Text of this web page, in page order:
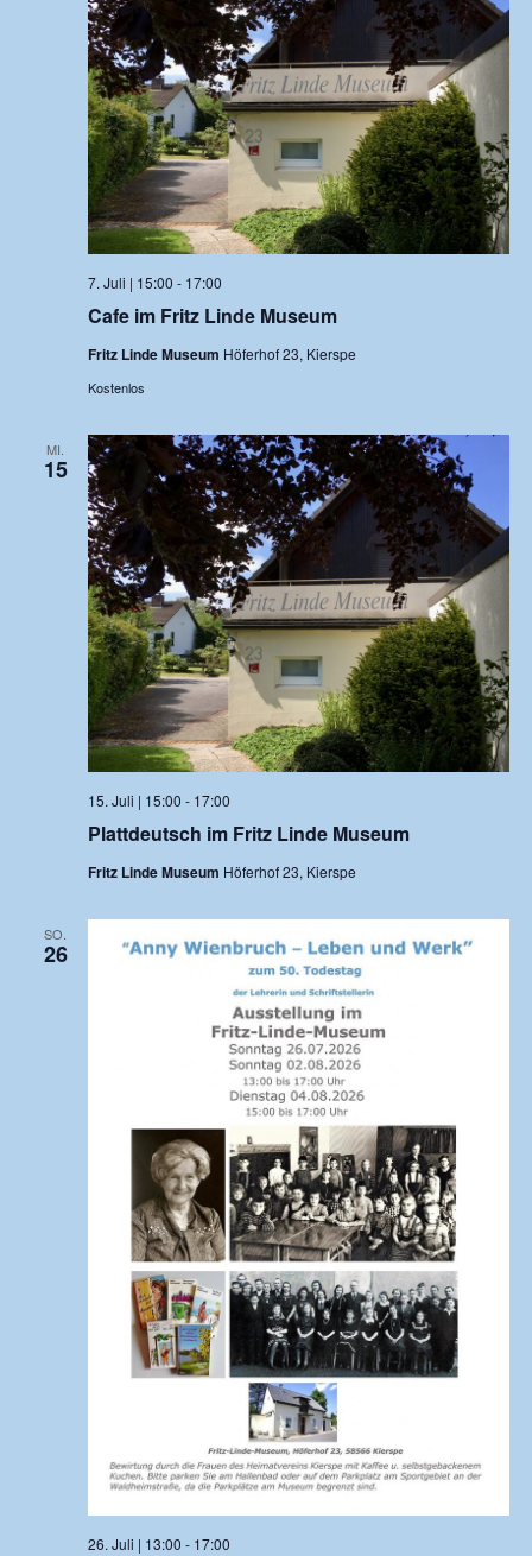
Cafe im Fritz Linde Museum
7. Juli | 15:00 - 17:00
Fritz Linde Museum Höferhof 23, Kierspe
Kostenlos
MI.
15
Plattdeutsch im Fritz Linde Museum
15. Juli | 15:00 - 17:00
Fritz Linde Museum Höferhof 23, Kierspe
SO.
26
26. Juli | 13:00 - 17:00